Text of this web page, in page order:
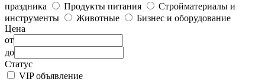
праздника
Продукты питания
Стройматериалы и
инструменты
Животные
Бизнес и оборудование
Цена
от
до
Статус
VIP объявление